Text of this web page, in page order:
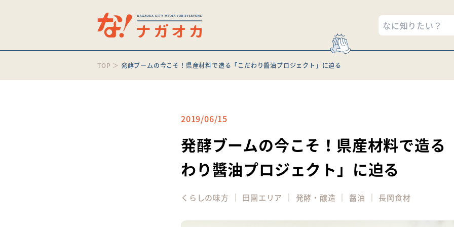
TOP ＞ 発酵ブームの今こそ！県産材料で造る「こだわり醬油プロジェクト」に迫る
2019/06/15
発酵ブームの今こそ！県産材料で造る
わり醬油プロジェクト」に迫る
くらしの味方 ｜ 田園エリア ｜ 発酵・醸造 ｜ 醤油 ｜ 長岡食材